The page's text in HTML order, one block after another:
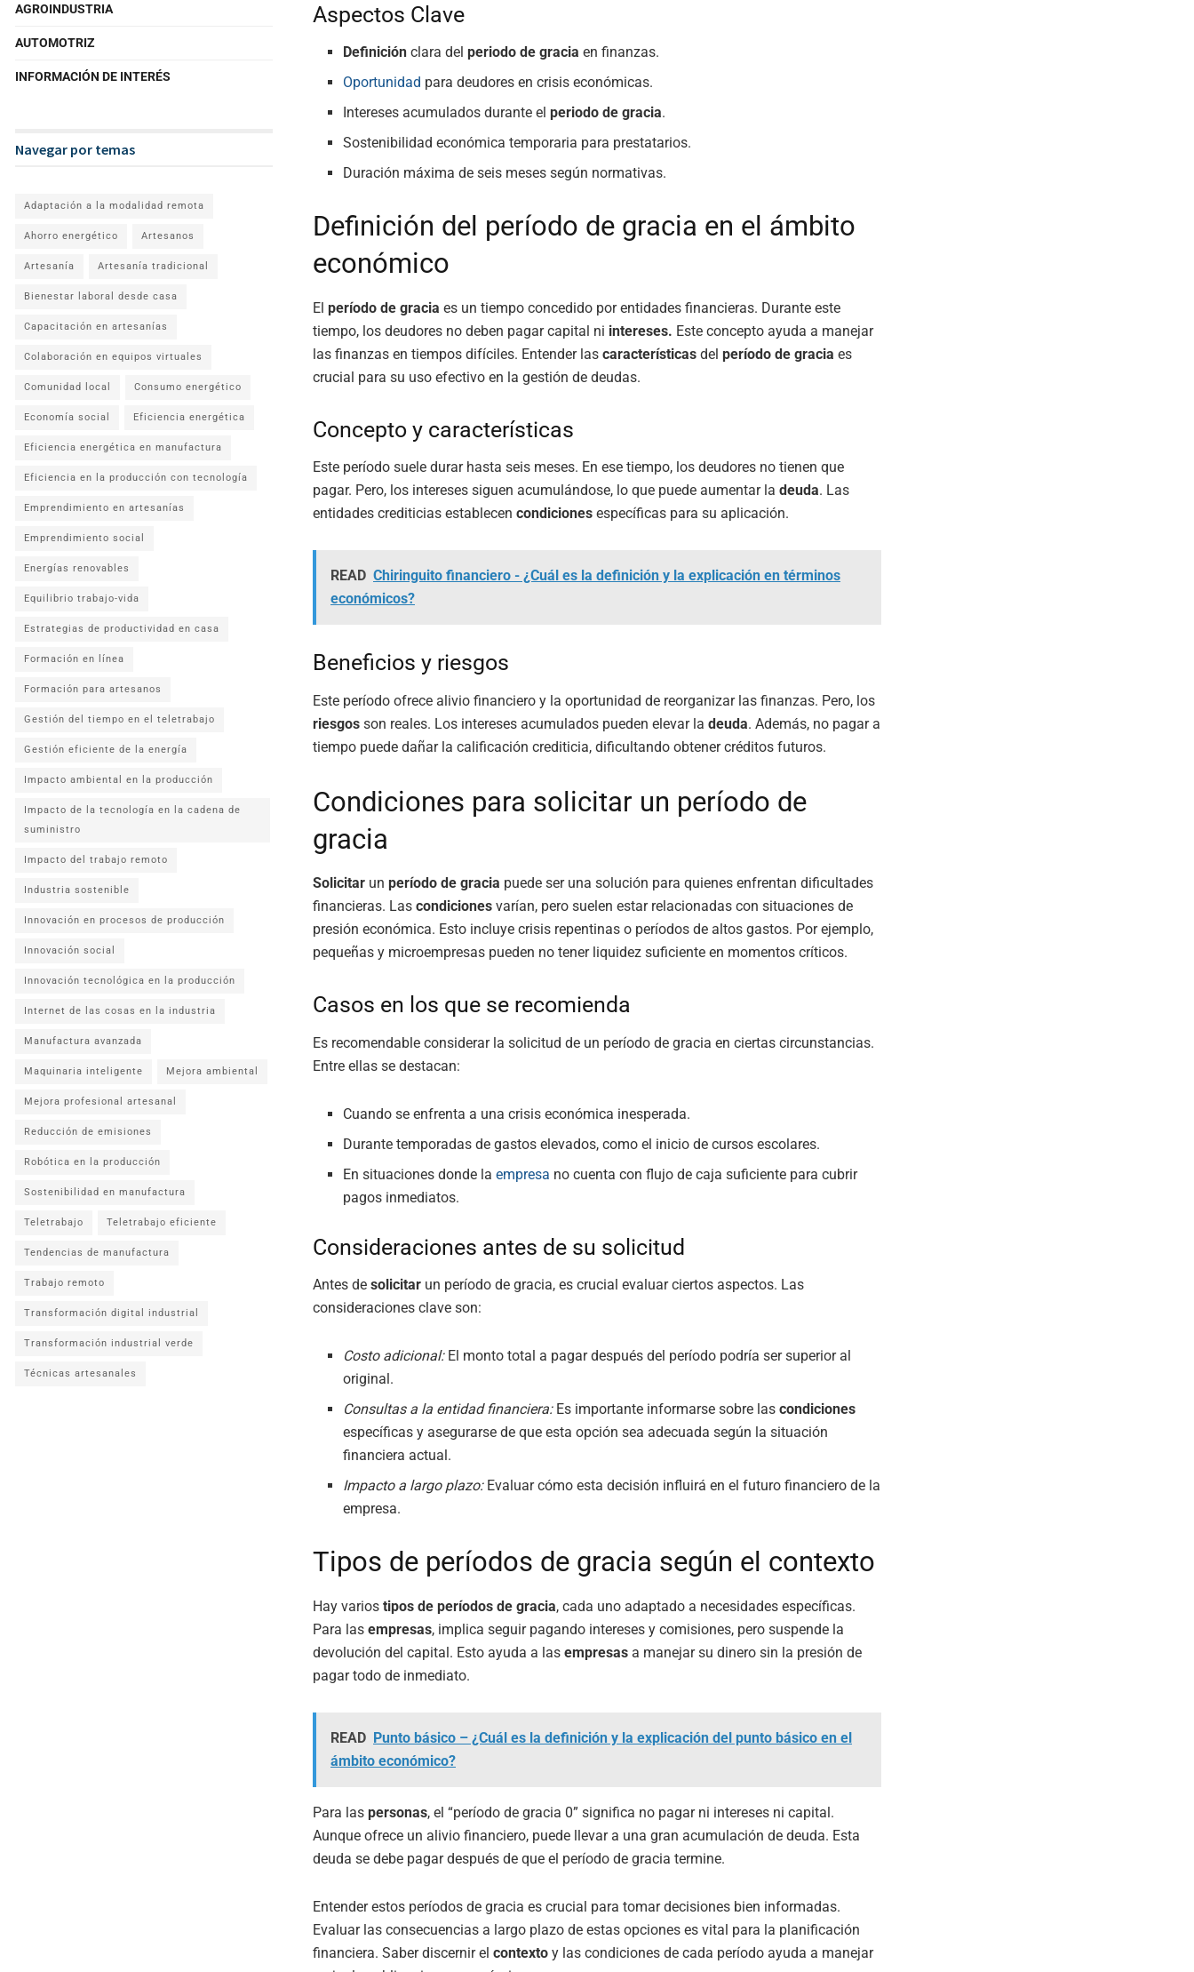
Aspectos Clave
Definición clara delperiodo de gracia en finanzas.
Oportunidad para deudores en crisis económicas.
Intereses acumulados durante elperiodo de gracia.
Sostenibilidad económica temporaria para prestatarios.
Duración máxima de seis meses según normativas.
Definición del período de gracia en el ámbito
económico
El período de gracia es un tiempo concedido por entidades financieras. Durante este
tiempo, los deudores no deben pagar capital ni intereses. Este concepto ayuda a manejar
las finanzas en tiempos difíciles. Entender las características del período de gracia es
crucial para su uso efectivo en la gestión de deudas.
Concepto y características
Este período suele durar hasta seis meses. En ese tiempo, los deudores no tienen que
pagar. Pero, los intereses siguen acumulándose, lo que puede aumentar la deuda. Las
entidades crediticias establecen condiciones específicas para su aplicación.
READ Chiringuito financiero - ¿Cuál es la definición y la explicación en términos
económicos?
Beneficios y riesgos
Este período ofrece alivio financiero y la oportunidad de reorganizar las finanzas. Pero, los
riesgos son reales. Los intereses acumulados pueden elevar la deuda. Además, no pagar a
tiempo puede dañar la calificación crediticia, dificultando obtener créditos futuros.
Condiciones para solicitar un período de
gracia
Solicitar un período de gracia puede ser una solución para quienes enfrentan dificultades
financieras. Las condiciones varían, pero suelen estar relacionadas con situaciones de
presión económica. Esto incluye crisis repentinas o períodos de altos gastos. Por ejemplo,
pequeñas y microempresas pueden no tener liquidez suficiente en momentos críticos.
Casos en los que se recomienda
Es recomendable considerar la solicitud de un período de gracia en ciertas circunstancias.
Entre ellas se destacan:
Cuando se enfrenta a una crisis económica inesperada.
Durante temporadas de gastos elevados, como el inicio de cursos escolares.
En situaciones donde laempresa no cuenta con flujo de caja suficiente para cubrir
pagos inmediatos.
Consideraciones antes de su solicitud
Antes de solicitar un período de gracia, es crucial evaluar ciertos aspectos. Las
consideraciones clave son:
Costo adicional:El monto total a pagar después del período podría ser superior al
original.
Consultas a la entidad financiera:Es importante informarse sobre lascondiciones
específicas y asegurarse de que esta opción sea adecuada según la situación
financiera actual.
Impacto a largo plazo:Evaluar cómo esta decisión influirá en el futuro financiero de la
empresa.
Tipos de períodos de gracia según el contexto
Hay varios tipos de períodos de gracia, cada uno adaptado a necesidades específicas.
Para las empresas, implica seguir pagando intereses y comisiones, pero suspende la
devolución del capital. Esto ayuda a las empresas a manejar su dinero sin la presión de
pagar todo de inmediato.
READ Punto básico – ¿Cuál es la definición y la explicación del punto básico en el
ámbito económico?
Para las personas, el “período de gracia 0” significa no pagar ni intereses ni capital.
Aunque ofrece un alivio financiero, puede llevar a una gran acumulación de deuda. Esta
deuda se debe pagar después de que el período de gracia termine.
Entender estos períodos de gracia es crucial para tomar decisiones bien informadas.
Evaluar las consecuencias a largo plazo de estas opciones es vital para la planificación
financiera. Saber discernir el contexto y las condiciones de cada período ayuda a manejar
AGROINDUSTRIA
AUTOMOTRIZ
INFORMACIÓN DE INTERÉS
Navegar por temas
Adaptación a la modalidad remota
Ahorro energético Artesanos
Artesanía Artesanía tradicional
Bienestar laboral desde casa
Capacitación en artesanías
Colaboración en equipos virtuales
Comunidad local Consumo energético
Economía social Eficiencia energética
Eficiencia energética en manufactura
Eficiencia en la producción con tecnología
Emprendimiento en artesanías
Emprendimiento social
Energías renovables
Equilibrio trabajo-vida
Estrategias de productividad en casa
Formación en línea
Formación para artesanos
Gestión del tiempo en el teletrabajo
Gestión eficiente de la energía
Impacto ambiental en la producción
Impacto de la tecnología en la cadena de
suministro
Impacto del trabajo remoto
Industria sostenible
Innovación en procesos de producción
Innovación social
Innovación tecnológica en la producción
Internet de las cosas en la industria
Manufactura avanzada
Maquinaria inteligente Mejora ambiental
Mejora profesional artesanal
Reducción de emisiones
Robótica en la producción
Sostenibilidad en manufactura
Teletrabajo Teletrabajo eficiente
Tendencias de manufactura
Trabajo remoto
Transformación digital industrial
Transformación industrial verde
Técnicas artesanales